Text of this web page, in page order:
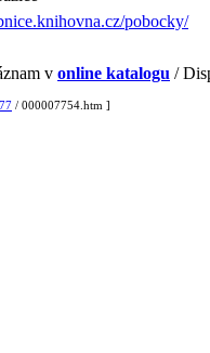
pobocky/
v online katalogu /
77 / 000007754.htm ]